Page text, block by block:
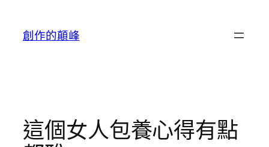
創作的顛峰
這個女人包養心得有點